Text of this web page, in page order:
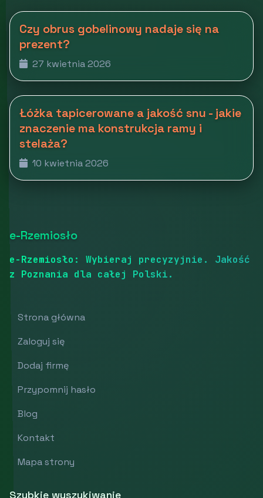
Czy obrus gobelinowy nadaje się na
prezent?
27 kwietnia 2026
Łóżka tapicerowane a jakość snu - jakie
znaczenie ma konstrukcja ramy i
stelaża?
10 kwietnia 2026
e-Rzemiosło
e-Rzemiosło: Wybieraj precyzyjnie. Jakość
z Poznania dla całej Polski.
Strona główna
Zaloguj się
Dodaj firmę
Przypomnij hasło
Blog
Kontakt
Mapa strony
Szybkie wyszukiwanie